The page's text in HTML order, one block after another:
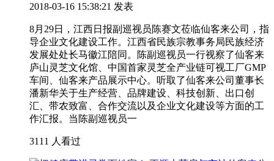
2018-03-16 15:38:21 发表
8月29日，江西日报副巡视员陈赛文莅临仙客来公司，指
导企业文化建设工作。江西省民族宗教事务局民族经济
发展处处长马徽江陪同。陈副巡视员一行视察了仙客来
庐山灵芝文化馆、中国首家灵芝全产业链可视工厂GMP
车间、仙客来产品展示中心。听取了仙客来公司董事长
潘新华关于生产经营、品牌建设、科技创新、出口创
汇、带农致富、合作交流以及企业文化建设等方面的工
作汇报。当陈副巡视员一
3111 人看过